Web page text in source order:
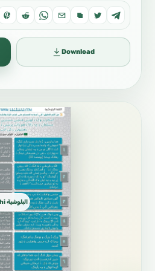
ءُ وشی ءُ شاتکامی دَرشان بہ
فهذا إن سَلم قائله من الكفر،
اگاں آیانی مراد بات دیوکءَ
پکا اِنت کہ اے حرامیں کارے ۔
ولا يعني هذا إساءة المعاملة،
ءُ اے ھم نہ اِنت کہ گوں آیاں
آیانی سرءَ زیادتی کنگ بہ بیت
فإن رفض المشاركة ليس
واستقلاله في معتقداته
اے ائیدانی توکءَ بہر نہ زورگ
سرءَ ناروائی کنگ بہ بیت ،
جتائی یے مسلمانانی ءُ آیانی
توکءَ زانگ بہ بیت
Download
Balochi بلوچی البلوشية